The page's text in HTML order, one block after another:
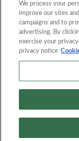
Nombre *
We process your
improve our sites
campaigns and to
advertising. By
exercise your
privacy notice